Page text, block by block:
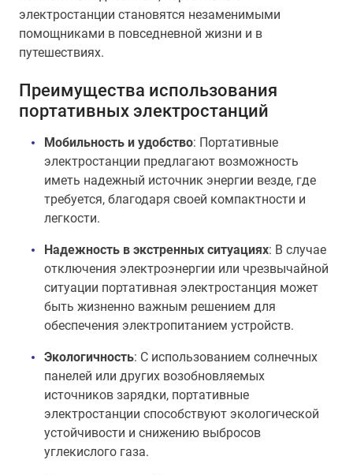
электростанции становятся незаменимыми
помощниками в повседневной жизни и в
путешествиях.
Преимущества использования
портативных электростанций
Мобильность и удобство: Портативные
электростанции предлагают возможность
иметь надежный источник энергии везде, где
требуется, благодаря своей компактности и
легкости.
Надежность в экстренных ситуациях: В случае
отключения электроэнергии или чрезвычайной
ситуации портативная электростанция может
быть жизненно важным решением для
обеспечения электропитанием устройств.
Экологичность: С использованием солнечных
панелей или других возобновляемых
источников зарядки, портативные
электростанции способствуют экологической
устойчивости и снижению выбросов
углекислого газа.